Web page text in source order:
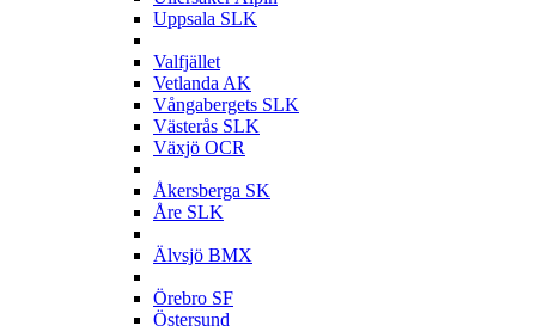
Uppsala SLK
Valfjället
Vetlanda AK
Vångabergets SLK
Västerås SLK
Växjö OCR
Åkersberga SK
Åre SLK
Älvsjö BMX
Örebro SF
Östersund